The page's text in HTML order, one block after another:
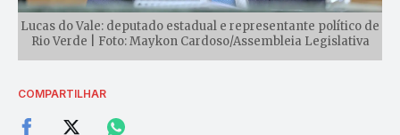
Lucas do Vale: deputado estadual e representante político de
Rio Verde | Foto: Maykon Cardoso/Assembleia Legislativa
COMPARTILHAR